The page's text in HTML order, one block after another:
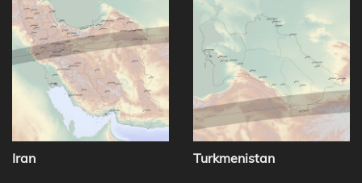
Iran Turkmenistan